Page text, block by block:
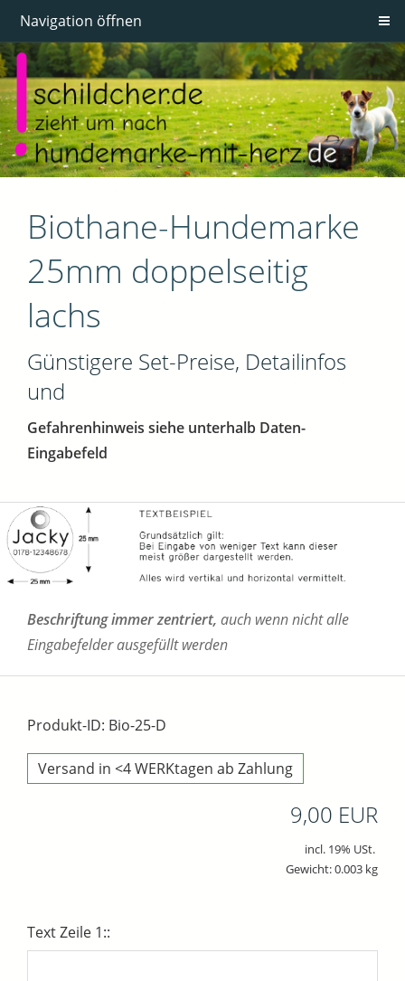
Navigation öffnen
Biothane-Hundemarke
25mm doppelseitig
lachs
Günstigere Set-Preise, Detailinfos
und
Gefahrenhinweis siehe unterhalb Daten-
Eingabefeld
Beschriftung immer zentriert, auch wenn nicht alle
Eingabefelder ausgefüllt werden
Produkt-ID: Bio-25-D
Versand in <4 WERKtagen ab Zahlung
9,00 EUR
incl. 19% USt.
Gewicht: 0.003 kg
Text Zeile 1::